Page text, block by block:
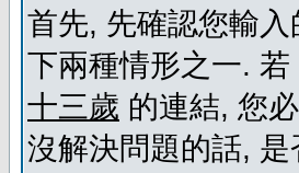
首先, 先確認您輸
下兩種情形之一.
十三歲 的連結, 您
沒解決問題的話,